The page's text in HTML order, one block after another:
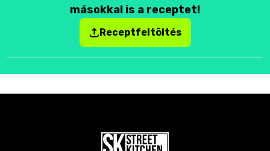
másokkal is a receptet!
Receptfeltöltés